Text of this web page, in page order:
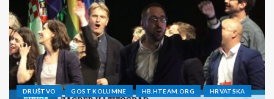
DRUŠTVO GOST KOLUMNE HB.HTEAM.ORG HRVATSKA